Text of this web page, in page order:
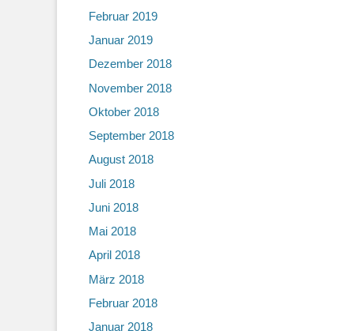
Februar 2019
Januar 2019
Dezember 2018
November 2018
Oktober 2018
September 2018
August 2018
Juli 2018
Juni 2018
Mai 2018
April 2018
März 2018
Februar 2018
Januar 2018